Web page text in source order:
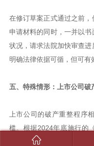
在修订草案正式通过之前
申请材料的同时，一并以
状况，请求法院加快审查
明确法律依据可循，但可有
五、特殊情形：上市公司破
上市公司的破产重整程序
槛。根据2024年底施行的
要》，申请上市公司重整除
